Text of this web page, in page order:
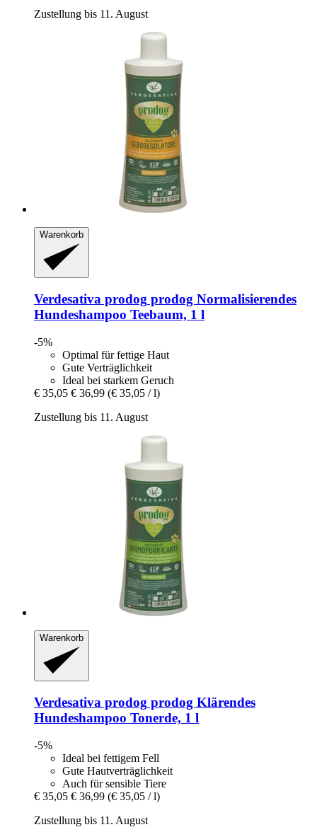
Zustellung bis 11. August
Warenkorb
Verdesativa prodog prodog Normalisierendes
Hundeshampoo Teebaum, 1 l
-5%
Optimal für fettige Haut
Gute Verträglichkeit
Ideal bei starkem Geruch
€ 35,05 € 36,99 (€ 35,05 / l)
Zustellung bis 11. August
Warenkorb
Verdesativa prodog prodog Klärendes
Hundeshampoo Tonerde, 1 l
-5%
Ideal bei fettigem Fell
Gute Hautverträglichkeit
Auch für sensible Tiere
€ 35,05 € 36,99 (€ 35,05 / l)
Zustellung bis 11. August